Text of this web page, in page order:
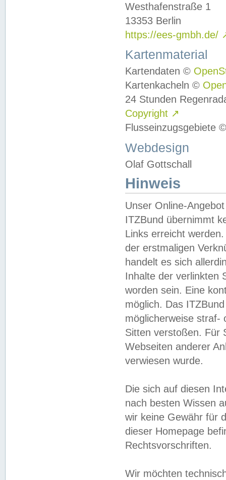
Westhafenstraße 1
13353 Berlin
https://ees-gmbh.de/
Kartenmaterial
Kartendaten ©
Kartenkacheln ©
24 Stunden
Copyright ↗
Flusseinzugsgebiete
Webdesign
Olaf Gottschall
Hinweis
Unser Online-
ITZBund übernimmt
Links erreicht
der erstmaligen
handelt es sich
Inhalte der verlinkten
worden sein. Eine
möglich. Das
möglicherweise straf-
Sitten verstoßen. Für
Webseiten anderer
verwiesen wurde.
Die sich auf diesen
nach besten Wissen
wir keine Gewähr für
dieser Homepage
Rechtsvorschriften.
Wir möchten